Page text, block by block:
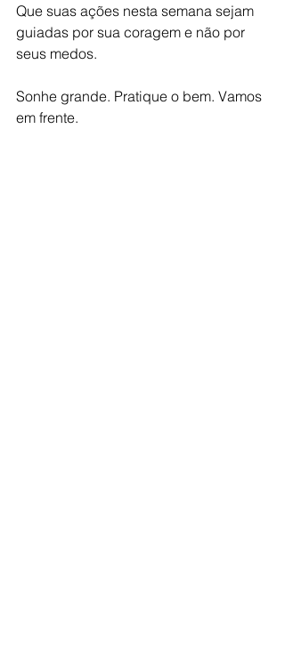
Que suas ações nesta semana sejam
guiadas por sua coragem e não por
seus medos.
Sonhe grande. Pratique o bem. Vamos
em frente.